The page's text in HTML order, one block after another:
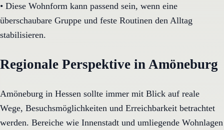
• Diese Wohnform kann passend sein, wenn eine
überschaubare Gruppe und feste Routinen den Alltag
stabilisieren.
Regionale Perspektive in Amöneburg
Amöneburg in Hessen sollte immer mit Blick auf reale
Wege, Besuchsmöglichkeiten und Erreichbarkeit betrachtet
werden. Bereiche wie Innenstadt und umliegende Wohnlagen